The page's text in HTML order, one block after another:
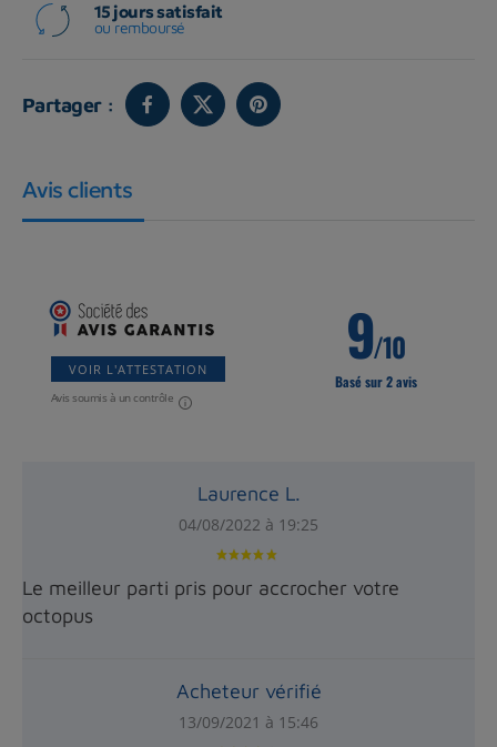
15 jours satisfait
ou remboursé
Partager :
Avis clients
VOIR L'ATTESTATION
Avis soumis à un contrôle
9/10
Basé sur 2 avis
Laurence L.
04/08/2022 à 19:25
Le meilleur parti pris pour accrocher votre
octopus
Acheteur vérifié
13/09/2021 à 15:46